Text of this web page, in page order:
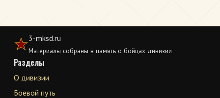
3-mksd.ru
Материалы собраны в память о бойцах дивизии
Разделы
О дивизии
Боевой путь